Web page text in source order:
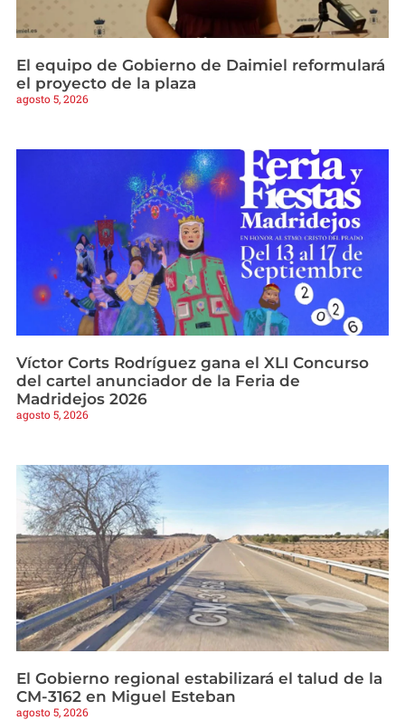
El equipo de Gobierno de Daimiel reformulará
el proyecto de la plaza
agosto 5, 2026
Víctor Corts Rodríguez gana el XLI Concurso
del cartel anunciador de la Feria de
Madridejos 2026
agosto 5, 2026
El Gobierno regional estabilizará el talud de la
CM-3162 en Miguel Esteban
agosto 5, 2026